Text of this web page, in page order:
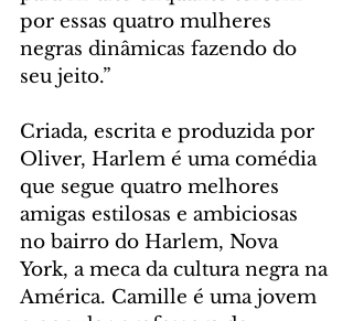
por essas quatro mulheres
negras dinâmicas fazendo do
seu jeito.”
Criada, escrita e produzida por
Oliver, Harlem é uma comédia
que segue quatro melhores
amigas estilosas e ambiciosas
no bairro do Harlem, Nova
York, a meca da cultura negra na
América. Camille é uma jovem